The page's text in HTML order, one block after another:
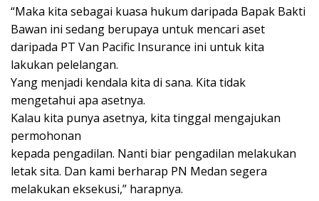
“Maka kita sebagai kuasa hukum daripada Bapak Bakti
Bawan ini sedang berupaya untuk mencari aset
daripada PT Van Pacific Insurance ini untuk kita
lakukan pelelangan.
Yang menjadi kendala kita di sana. Kita tidak
mengetahui apa asetnya.
Kalau kita punya asetnya, kita tinggal mengajukan
permohonan
kepada pengadilan. Nanti biar pengadilan melakukan
letak sita. Dan kami berharap PN Medan segera
melakukan eksekusi,” harapnya.